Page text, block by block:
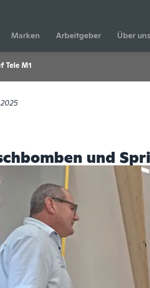
Marken Arbeitgeber Über uns
Tele M1
und